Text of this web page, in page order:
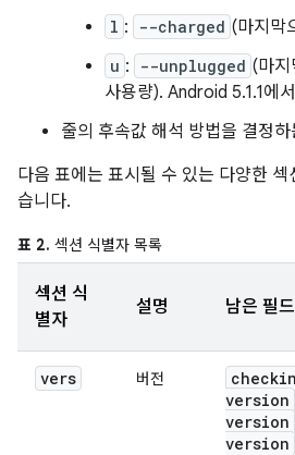
l : --charged (마지막
u : --unplugged (마지
사용량). Android 5.1.1에
줄의 후속값 해석 방법을 결정
다음 표에는 표시될 수 있는 다양한
습니다.
표 2. 섹션 식별자 목록
섹션 식
별자
설명 남은 필드
vers 버전
version
version
version